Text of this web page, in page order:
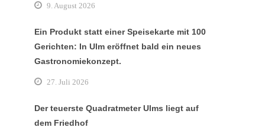
9. August 2026
Ein Produkt statt einer Speisekarte mit 100
Gerichten: In Ulm eröffnet bald ein neues
Gastronomiekonzept.
27. Juli 2026
Der teuerste Quadratmeter Ulms liegt auf
dem Friedhof